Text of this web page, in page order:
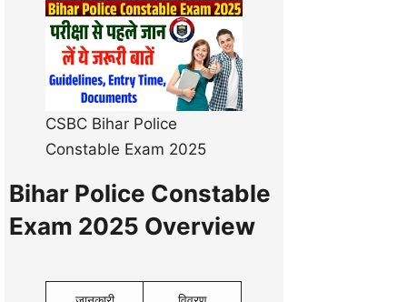
CSBC Bihar Police
Constable Exam 2025
Bihar Police Constable
Exam 2025 Overview